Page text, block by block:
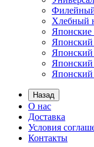
Хлебный
Японские
Японский
Назад
О нас
Доставка
Условия
Контакты